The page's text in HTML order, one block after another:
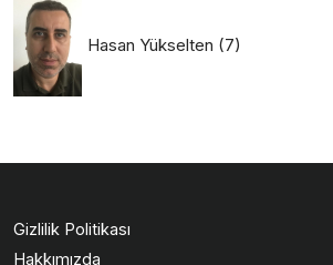
Hasan Yükselten (7)
Gizlilik Politikası
Hakkımızda